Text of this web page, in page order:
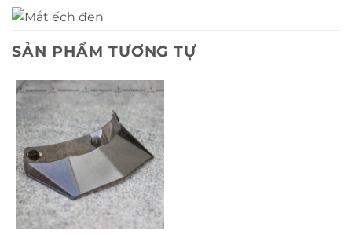
Mục lục bài viết
Khi mua mắt ếch đen tại Nón Trùm bạn sẽ nhận
được bộ sản phẩm gồm:
HƯỚNG DẪN CÁCH DÁN
Hiện sản phẩm nón Mắt ếch đã có mặt tại Chuỗi cửa
hàng Nón Trùm:
SẢN PHẨM TƯƠNG TỰ